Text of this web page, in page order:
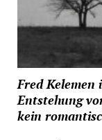
Fred
Entstehung
kein